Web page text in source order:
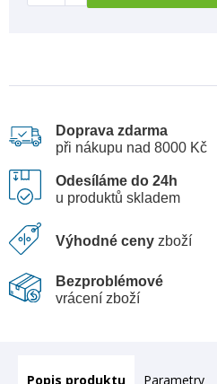
Doprava zdarma
při nákupu nad 8000 Kč
Odesíláme do 24h
u produktů skladem
Výhodné ceny zboží
Bezproblémové
vrácení zboží
Popis Parametry